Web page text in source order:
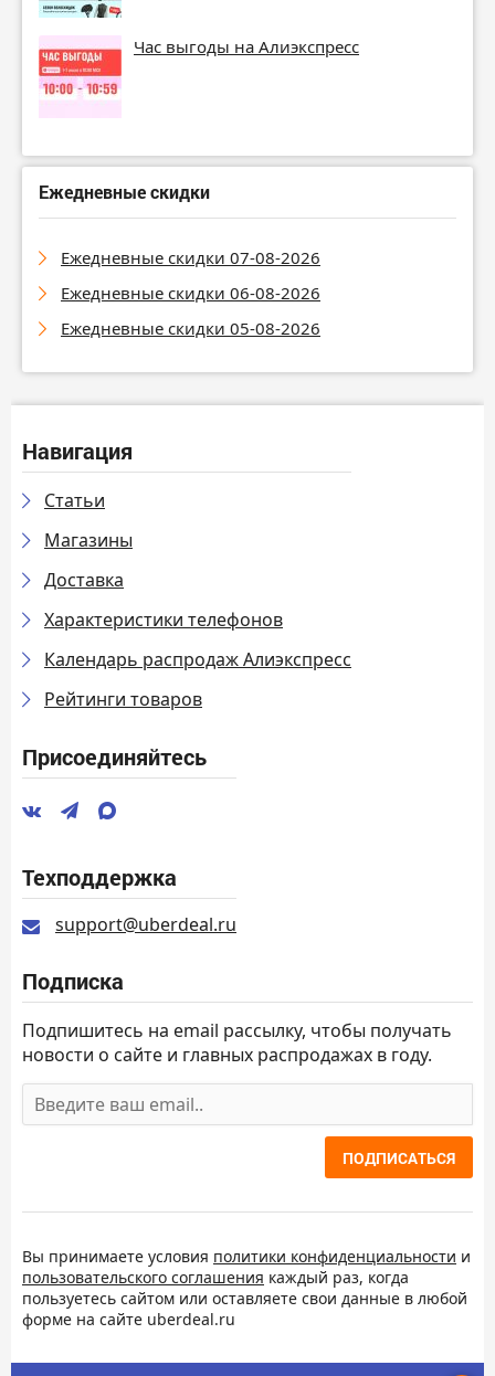
Час выгоды на Алиэкспресс
Ежедневные скидки
Ежедневные скидки 07-08-2026
Ежедневные скидки 06-08-2026
Ежедневные скидки 05-08-2026
Навигация
Статьи
Магазины
Доставка
Характеристики телефонов
Календарь распродаж Алиэкспресс
Рейтинги товаров
Присоединяйтесь
Техподдержка
support@uberdeal.ru
Подписка
Подпишитесь на email рассылку, чтобы получать
новости о сайте и главных распродажах в году.
ПОДПИСАТЬСЯ
Вы принимаете условия политики конфиденциальности и
пользовательского соглашения каждый раз, когда
пользуетесь сайтом или оставляете свои данные в любой
форме на сайте uberdeal.ru